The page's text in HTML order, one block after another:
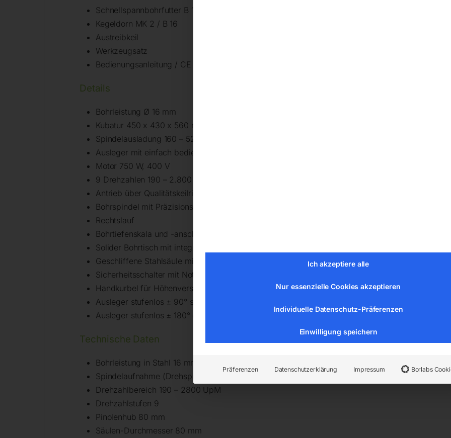
Schnellspannbohrfutter B 16, 1 – 16 mm
Kegeldorn MK 2 / B 16
Austreibkeil
Werkzeugsatz
Bedienungsanleitung / CE
Details
Bohrleistung Ø 16 mm
Kubatur 450 x 430 x 560 mm
Spindelausladung 160 – 520 mm
Ausleger mit einfach bedienbarer Höhen- und Schwenkeinstellung
Motor 750 W, 400 V
9 Drehzahlen 190 – 2.800 UpM, Top-Speed für Kleinbohrungenund Kleinschleifwerkzeuge
Antrieb über Qualitätskeilriemen
Bohrspindel mit Präzisionslager
Rechtslauf
Bohrtiefenskala und -anschlag
Solider Bohrtisch mit integrierter Spannplatte und T-Nuten
Geschliffene Stahlsäule mit Zahnstange
Sicherheitsschalter mit Not-Aus-Taster und Nullspannungsauslöser
Handkurbel für Höhenverstellung bis 560 mm
Ausleger stufenlos ± 90° schwenkbar
Ausleger stufenlos ± 180° drehbar
Technische Daten
Bohrleistung in Stahl 16 mm
Spindelaufnahme (Drehspindel) MK 2
Drehzahlbereich 190 – 2800 UpM
Drehzahlstufen 9
Pinolenhub 80 mm
Säulen-Durchmesser 80 mm
Ich akzeptiere alle
Nur essenzielle Cookies akzeptieren
Individuelle Datenschutz-Präferenzen
Einwilligung speichern
Präferenzen Datenschutzerklärung Impressum Borlabs